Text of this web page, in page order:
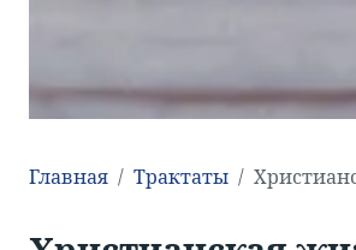
Главная Трактаты